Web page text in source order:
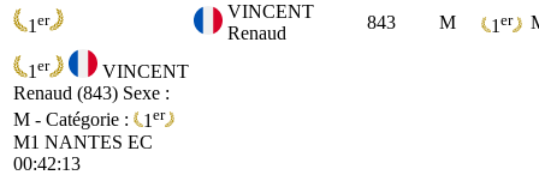
1 er
VINCENT
Renaud
843 M 1 er
1 er
VINCENT
Renaud (843) Sexe :
M - Catégorie :
1 er
M1 NANTES EC
00:42:13